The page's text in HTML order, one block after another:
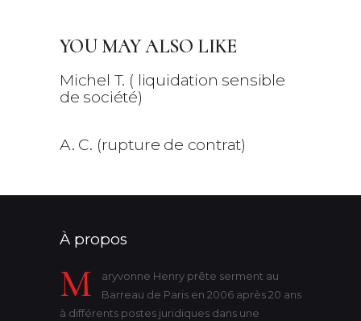
YOU MAY ALSO LIKE
Michel T. ( liquidation sensible
de société)
A. C. (rupture de contrat)
À propos
M
aryvonne Henry prête serment au
Barreau de Paris en 2006 après 20 ans
à différents postes juridiques dans une